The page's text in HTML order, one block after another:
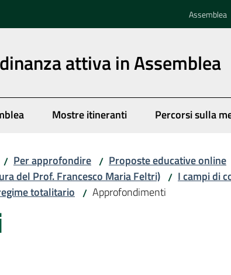
Assemblea
attiva in Assemblea
Mostre itineranti Percorsi sulla
/ Per approfondire / Proposte educative online
del Prof. Francesco Maria Feltri) / I campi di
totalitario / Approfondimenti